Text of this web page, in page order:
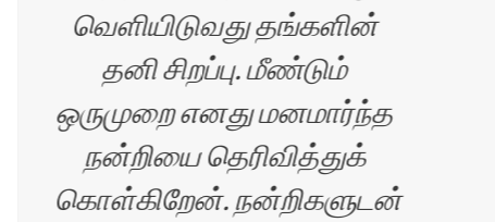
வெளியிடுவது தங்களின்
தனி சிறப்பு. மீண்டும்
ஒருமுறை எனது மனமார்ந்த
நன்றியை தெரிவித்துக்
கொள்கிறேன். நன்றிகளுடன்